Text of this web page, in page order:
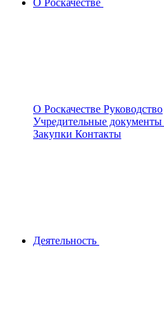
О Роскачестве
О Роскачестве Руководство
Учредительные документы
Закупки Контакты
Деятельность